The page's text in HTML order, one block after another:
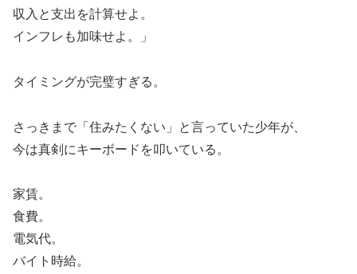
収入と支出を計算せよ。
インフレも加味せよ。」
タイミングが完璧すぎる。
さっきまで「住みたくない」と言っていた少年が、
今は真剣にキーボードを叩いている。
家賃。
食費。
電気代。
バイト時給。